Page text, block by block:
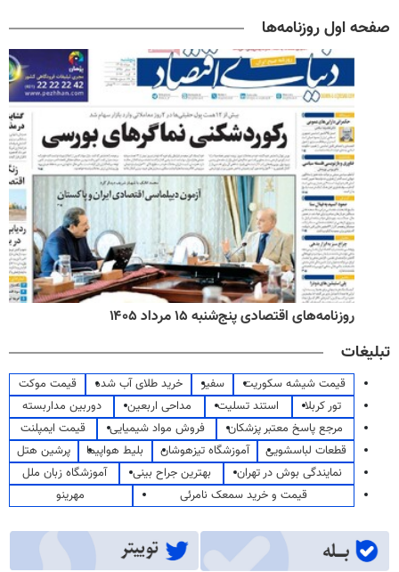
صفحه اول روزنامه‌ها
روزنامه‌های اقتصادی پنج‌شنبه ۱۵ مرداد ۱۴۰۵
تبلیغات
قیمت شیشه سکوریت سفیر خرید طلای آب شده
قیمت موکت
تور کربلا
استند تسلیت مداحی اربعین
دوربین مداربسته
مرجع پاسخ معتبر پزشکان
فروش مواد شیمیایی
قیمت ایمپلنت
قطعات لباسشویی
آموزشگاه تیزهوشان بلیط هواپیما
پرشین هتل
نمایندگی بوش در تهران
بهترین جراح بینی
آموزشگاه زبان ملل
قیمت و خرید سمعک نامرئی
مهرینو